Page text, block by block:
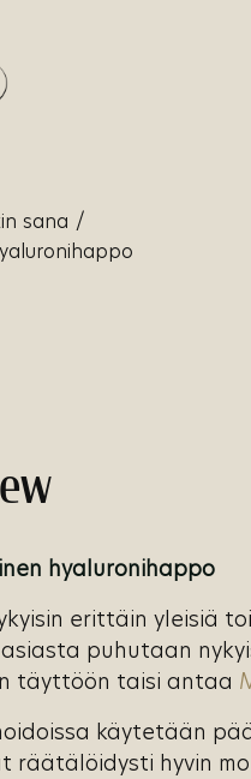
sana /
hyaluronihappo
erittäin yleisiä
puhutaan
täyttöön taisi antaa
käytetään
hyvin